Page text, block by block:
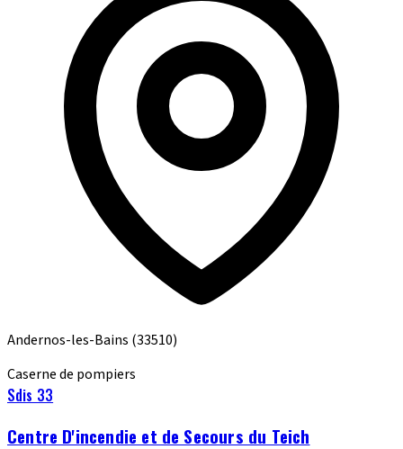
Andernos-les-Bains (33510)
Caserne de pompiers
Sdis 33
Centre D'incendie et de Secours du Teich